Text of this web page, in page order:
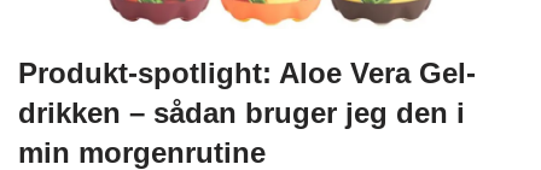
Produkt-spotlight: Aloe Vera Gel-
drikken – sådan bruger jeg den i
min morgenrutine